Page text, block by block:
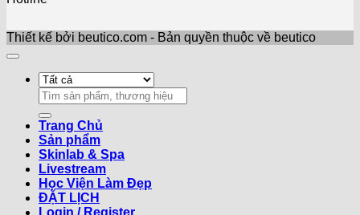
Thiết kế bởi beutico.com - Bản quyền thuộc về beutico
Search
for:
Trang Chủ
Sản phẩm
Skinlab & Spa
Livestream
Học Viện Làm Đẹp
ĐẶT LỊCH